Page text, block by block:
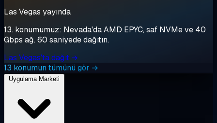
Las Vegas yayında
13. konumumuz: Nevada'da AMD EPYC, saf NVMe ve 40
Gbps ağ. 60 saniyede dağıtın.
Las Vegas'ta dağıt →
13 konumun tümünü gör →